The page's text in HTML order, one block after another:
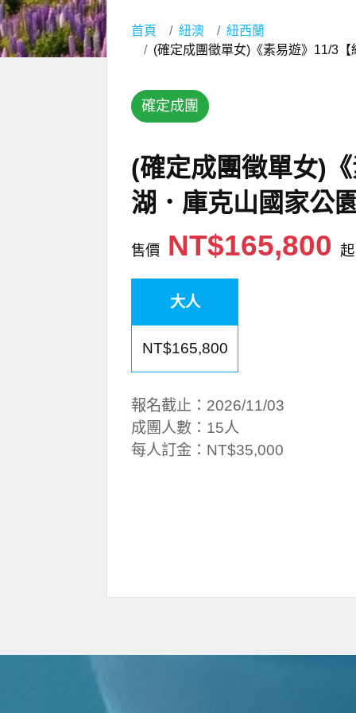
首頁 紐澳
紐西蘭
(確定成團徵單女)《素易遊》11/3
確定成團
(確定成團徵單女)
湖．庫克山國家公
售價 NT$165,800起
大人
NT$165,800
報名截止：2026/11/03
成團人數：15人
每人訂金：NT$35,000